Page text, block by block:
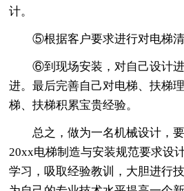
计。
⑤根据客户要求进行对电梯清
⑥到现场安装，对自己设计
进。最后完善自己对电梯、扶梯
梯、扶梯积累宝贵经验。
总之，做为一名机械设计，
20xx电梯制造与安装规范要求设
学习，吸取经验教训，大胆进行